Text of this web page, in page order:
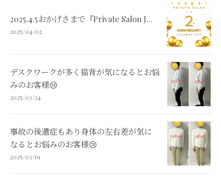
2025.4.5おかげさまで『Private Salon J...
2025/04/02
デスクワークが多く猫背が気になるとお悩
みのお客様😢
2025/03/24
事故の後遺症もあり身体の左右差が気に
なるとお悩みのお客様😢
2025/03/19